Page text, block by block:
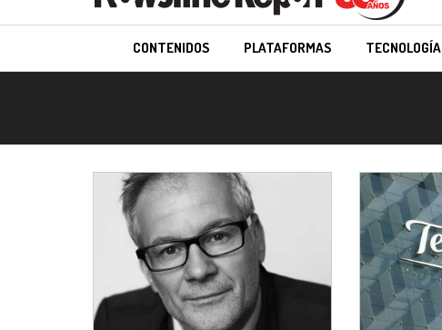
CONTENIDOS PLATAFORMAS TECNOLOGÍA